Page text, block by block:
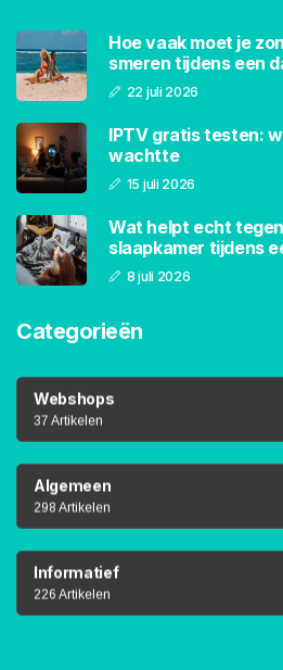
Hoe vaak moet je
smeren tijdens een
22 juli 2026
IPTV gratis testen:
wachtte
15 juli 2026
Wat helpt echt
slaapkamer tijdens
8 juli 2026
Categorieën
Webshops
37 Artikelen
Algemeen
298 Artikelen
Informatief
226 Artikelen